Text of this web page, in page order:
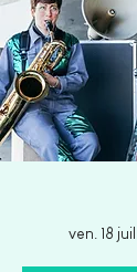
ven. 18 juil.